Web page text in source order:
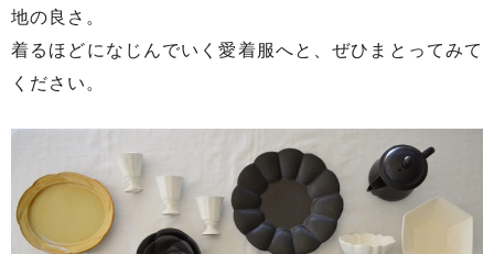
地の良さ。
着るほどになじんでいく愛着服へと、ぜひまとってみて
ください。